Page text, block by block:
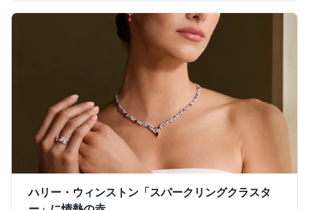
ハリー・ウィンストン「スパークリングクラスタ